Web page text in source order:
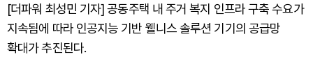
[더파워 최성민 기자] 공동주택 내 주거 복지 인프라 구축 수요가
지속됨에 따라 인공지능 기반 웰니스 솔루션 기기의 공급망
확대가 추진된다.